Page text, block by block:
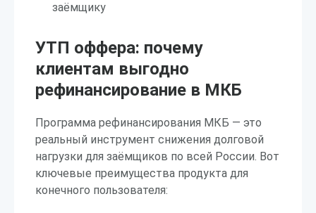
заёмщику
УТП оффера: почему
клиентам выгодно
рефинансирование в МКБ
Программа рефинансирования МКБ — это
реальный инструмент снижения долговой
нагрузки для заёмщиков по всей России. Вот
ключевые преимущества продукта для
конечного пользователя: